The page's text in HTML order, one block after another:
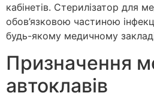
кабінетів. Стерилізатор для
обов’язковою частиною
будь-якому медичному
Призначення
автоклавів